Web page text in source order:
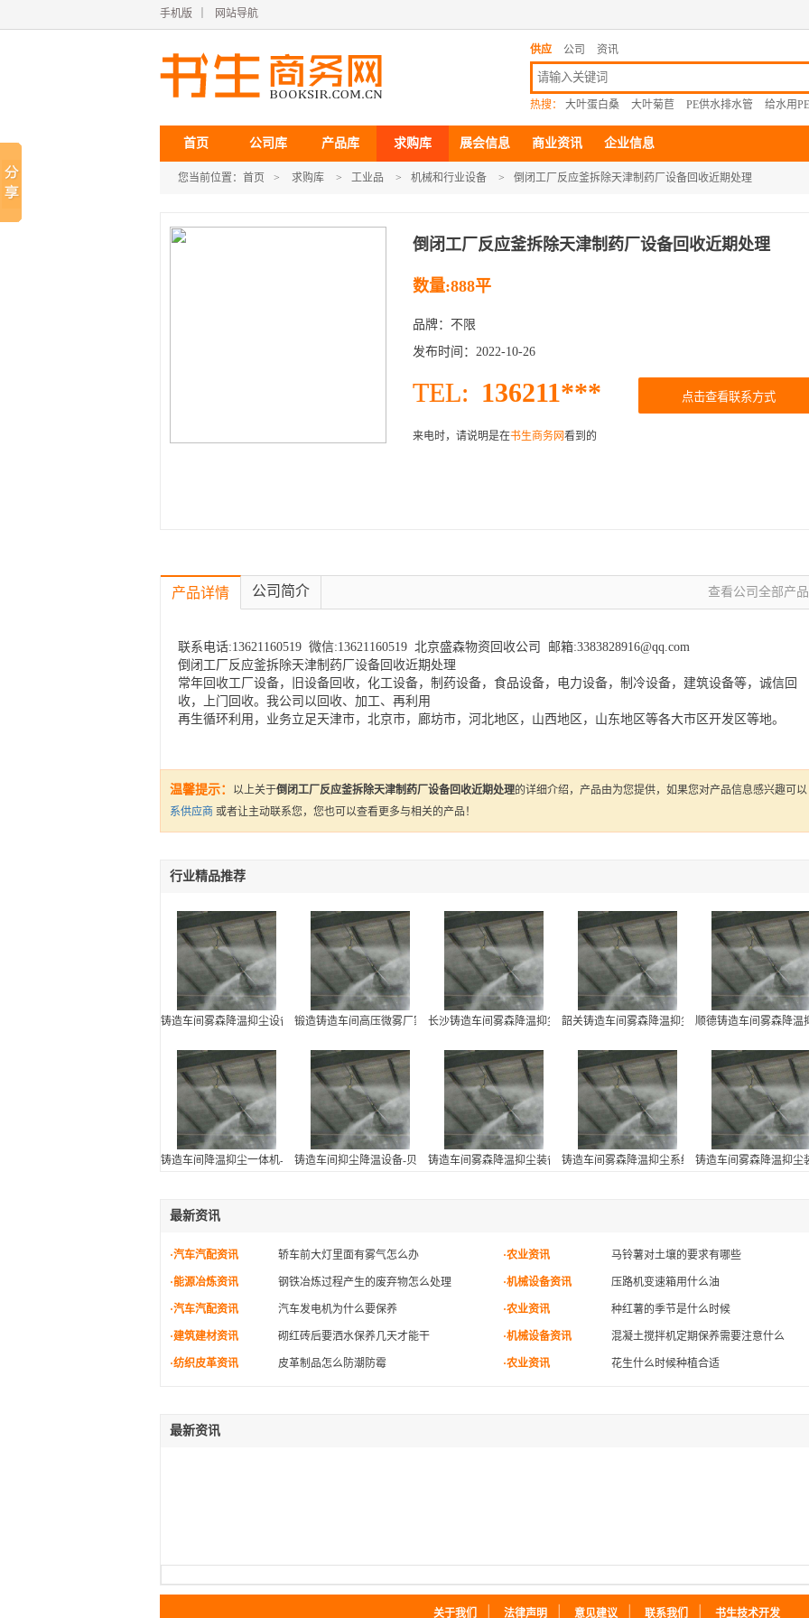
手机版 网站导航
供应 公司 资讯
热搜： 大叶蛋白桑 大叶菊苣 PE供水排水管 给水用
首页 公司库 产品库 求购库 展会信息 商业资讯 企业信息
您当前位置： 首页 > 求购库 > 工业品 > 机械和行业设备 > 倒闭工厂反应釜拆除天津制药厂设备回收近期处理
倒闭工厂反应釜拆除天津制药厂设备回收近期处理
数量:888平
品牌：不限
发布时间：2022-10-26
TEL: 136211*** 点击查看联系方式
来电时，请说明是在书生商务网看到的
产品详情 公司简介 查看公司全部产
联系电话:13621160519 微信:13621160519 北京盛森物资回收公司 邮箱:3383828916@qq.com
倒闭工厂反应釜拆除天津制药厂设备回收近期处理
常年回收工厂设备，旧设备回收，化工设备，制药设备，食品设备，电力设备，制冷设备，建筑设备等，诚信回
收，上门回收。我公司以回收、加工、再利用
再生循环利用，业务立足天津市，北京市，廊坊市，河北地区，山西地区，山东地区等各大市区开发区等地。
温馨提示： 以上关于倒闭工厂反应釜拆除天津制药厂设备回收近期处理的详细介绍，产品由为您提供，如果您对产品信息感兴趣可以
系供应商 或者让主动联系您，您也可以查看更多与相关的产品！
行业精品推荐
铸造车间雾森降温抑尘设备报价-贝克喷雾净化科技有限公司
锻造铸造车间高压微雾厂家-贝克喷雾净化科技有限公司长沙铸造车间雾森降温抑尘系统-贝克喷雾净化科技有限公司
韶关铸造车间雾森降温抑尘系统-贝克喷雾净化科技
顺德铸造车间雾森降温
铸造车间降温抑尘一体机-贝克喷雾净化科技有限公司铸造车间抑尘降温设备-贝克喷雾净化科技有限公司铸造车间雾森降温抑尘装备一套多少钱-贝克喷雾净化科技有限公司
铸造车间雾森降温抑尘系统-贝克喷雾净化科技有限
铸造车间雾森降温抑尘
最新资讯
·汽车汽配资讯 轿车前大灯里面有雾气怎么办 ·农业资讯 马铃薯对土壤的要求有哪些
·能源冶炼资讯 钢铁冶炼过程产生的废弃物怎么处理 ·机械设备资讯 压路机变速箱用什么油
·汽车汽配资讯 汽车发电机为什么要保养 ·农业资讯 种红薯的季节是什么时候
·建筑建材资讯 砌红砖后要洒水保养几天才能干 ·机械设备资讯 混凝土搅拌机定期保养需要注意什么
·纺织皮革资讯 皮革制品怎么防潮防霉 ·农业资讯 花生什么时候种植合适
最新资讯
关于我们 法律声明 意见建议 联系我们 书生技术开发